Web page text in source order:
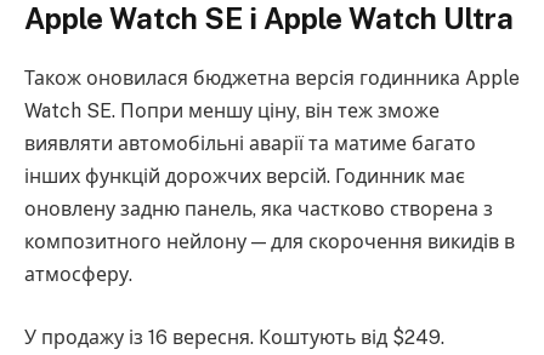
Apple Watch SE і Apple Watch Ultra
Також оновилася бюджетна версія годинника Apple
Watch SE. Попри меншу ціну, він теж зможе
виявляти автомобільні аварії та матиме багато
інших функцій дорожчих версій. Годинник має
оновлену задню панель, яка частково створена з
композитного нейлону — для скорочення викидів в
атмосферу.
У продажу із 16 вересня. Коштують від $249.